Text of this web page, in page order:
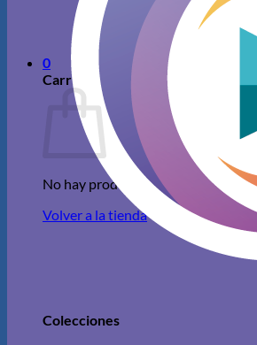
Volver a la tienda
0
Carrito
No hay productos en el carrito.
Volver a la tienda
Colecciones